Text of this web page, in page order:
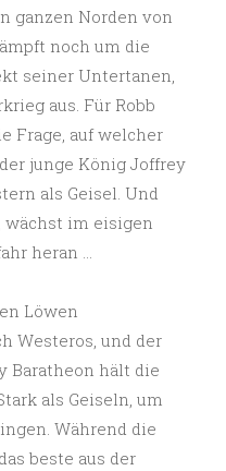
ganzen Norden von
noch um die
seiner Untertanen,
aus. Für Robb
Frage, auf welcher
junge König Joffrey
als Geisel. Und
wächst im eisigen
heran …
Löwen
Westeros, und der
Baratheon hält die
als Geiseln, um
Während die
beste aus der